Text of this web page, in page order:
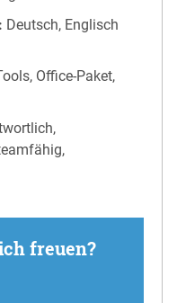
Deutsch, Englisch
Office-Paket,
freuen?